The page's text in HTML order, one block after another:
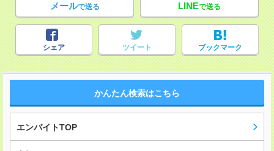
メールで送る LINEで送る
シェア ツイート ブックマーク
かんたん検索はこちら
エンバイトTOP